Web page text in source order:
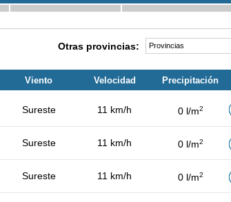
Otras provincias:
Viento Velocidad Precipitación
Sureste 11 km/h 0 l/m2
Sureste 11 km/h 0 l/m2
Sureste 11 km/h 0 l/m2